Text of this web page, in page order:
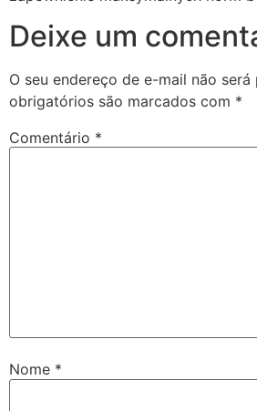
Deixe um
O seu endereço de e-mail não será
obrigatórios são marcados com *
Comentário *
Nome *